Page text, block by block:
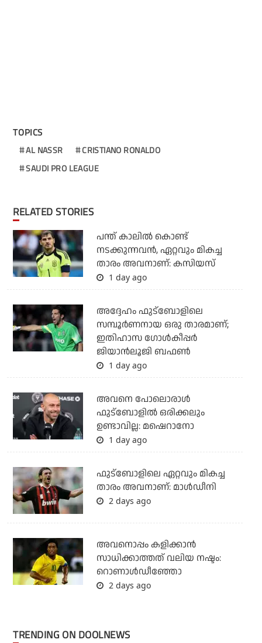
TOPICS
AL NASSR
CRISTIANO RONALDO
SAUDI PRO LEAGUE
RELATED STORIES
പന്ത് കാലില്‍ കൊണ്ട്
നടക്കുന്നവന്‍, ഏറ്റവും മികച്ച
താരം അവനാണ്: കസിയസ്
1 day ago
അദ്ദേഹം ഫുട്‌ബോളിലെ
സമ്പൂര്‍ണനായ ഒരു താരമാണ്;
ഇതിഹാസ ഗോള്‍കീപ്പര്‍
ജിയാന്‍ലൂജി ബഫണ്‍
1 day ago
അവനെ പോലൊരാൾ
ഫുട്ബോളിൽ ഒരിക്കലും
ഉണ്ടാവില്ല: മഷെറാനോ
1 day ago
ഫുട്‌ബോളിലെ ഏറ്റവും മികച്ച
താരം അവനാണ്: മാള്‍ഡീനി
2 days ago
അവനൊപ്പം കളിക്കാന്‍
സാധിക്കാത്തത് വലിയ നഷ്ടം:
റൊണാള്‍ഡീഞ്ഞോ
2 days ago
TRENDING ON DOOLNEWS